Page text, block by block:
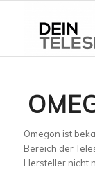
Omegon ist
Bereich der
Hersteller nicht